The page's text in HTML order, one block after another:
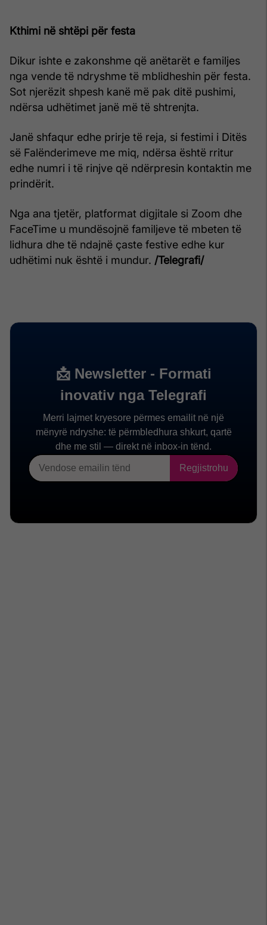
Kthimi në shtëpi për festa
Dikur ishte e zakonshme që anëtarët e familjes
nga vende të ndryshme të mblidheshin për festa.
Sot njerëzit shpesh kanë më pak ditë pushimi,
ndërsa udhëtimet janë më të shtrenjta.
Janë shfaqur edhe prirje të reja, si festimi i Ditës
së Falënderimeve me miq, ndërsa është rritur
edhe numri i të rinjve që ndërpresin kontaktin me
prindërit.
Nga ana tjetër, platformat digjitale si Zoom dhe
FaceTime u mundësojnë familjeve të mbeten të
lidhura dhe të ndajnë çaste festive edhe kur
udhëtimi nuk është i mundur. /Telegrafi/